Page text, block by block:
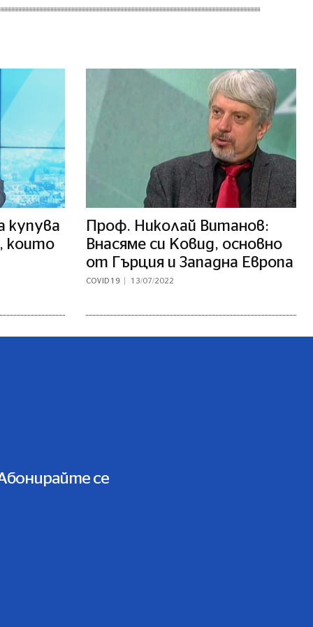
купува
които
Проф. Николай Витанов:
Внасяме си Ковид, основно
от Гърция и Западна Европа
COVID 19 13/07/2022
се